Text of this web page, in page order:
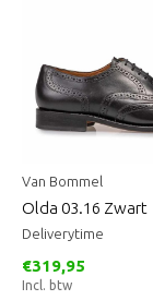
Van Bommel
Olda 03.16 Zwart
Deliverytime
€319,95
Incl. btw